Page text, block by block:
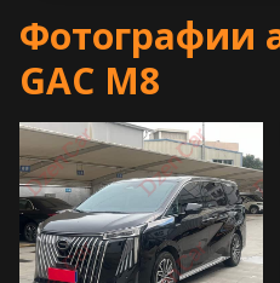
Фотографии
GAC M8